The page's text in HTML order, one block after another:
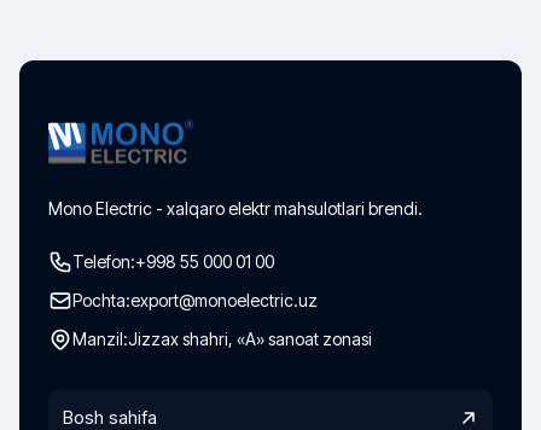
Mono Electric - xalqaro elektr mahsulotlari brendi.
Telefon:+998 55 000 01 00
Pochta:export@monoelectric.uz
Manzil:Jizzax shahri, «A» sanoat zonasi
Bosh sahifa